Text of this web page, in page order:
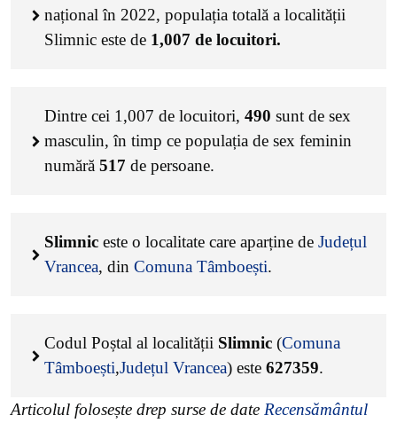
național în 2022, populația totală a localității
Slimnic este de 1,007 de locuitori.
Dintre cei 1,007 de locuitori, 490 sunt de sex
masculin, în timp ce populația de sex feminin
numără 517 de persoane.
Slimnic este o localitate care aparține de Județul
Vrancea, din Comuna Tâmboești.
Codul Poștal al localității Slimnic (Comuna
Tâmboești,Județul Vrancea) este 627359.
Articolul folosește drep surse de date Recensământul